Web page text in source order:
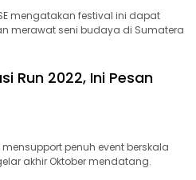
mengatakan festival ini dapat
merawat seni budaya di Sumatera
Run 2022, Ini Pesan
mensupport penuh event berskala
akhir Oktober mendatang.